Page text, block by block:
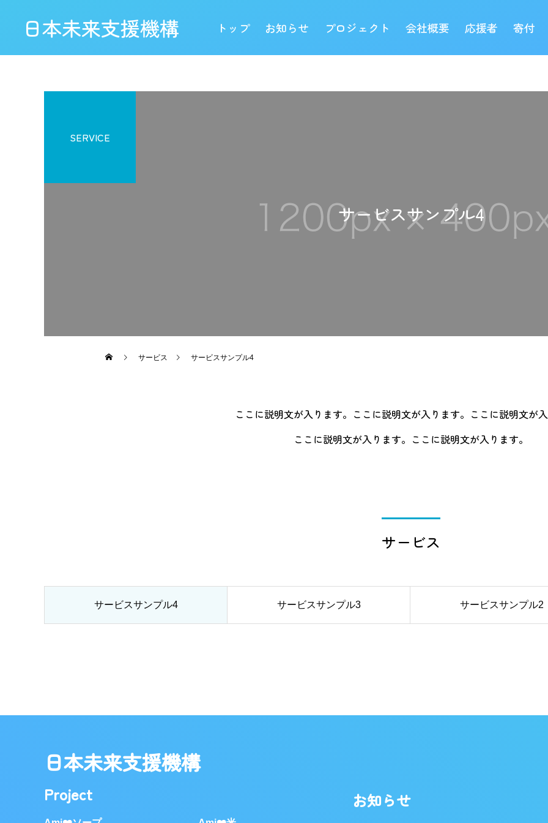
日本未来支援機構 トップ お知らせ プロジェクト 会社概要 応援者 寄付
サービスサンプル4
SERVICE
サービス サービスサンプル4
ここに説明文が入ります。ここに説明文が入ります。ここに説明文が
ここに説明文が入ります。ここに説明文が入ります。
サービス
サービスサンプル4 サービスサンプル3 サービスサンプル2
日本未来支援機構
Project お知らせ